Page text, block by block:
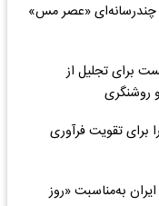
چندرسانه‌ای «عصر مس»
برای تجلیل از
روشنگری
برای تقویت فرآوری
به‌مناسبت «روز